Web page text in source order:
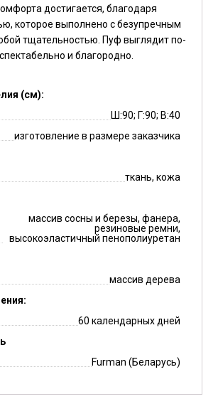
достигается, благодаря
которое выполнено с безупречным
тщательностью. Пуф выглядит по-
и благородно.
(см):
Ш:90; Г:90; В:40
изготовление в размере заказчика
ткань, кожа
массив сосны и березы, фанера,
резиновые ремни,
высокоэластичный пенополиуретан
массив дерева
60 календарных дней
Furman (Беларусь)